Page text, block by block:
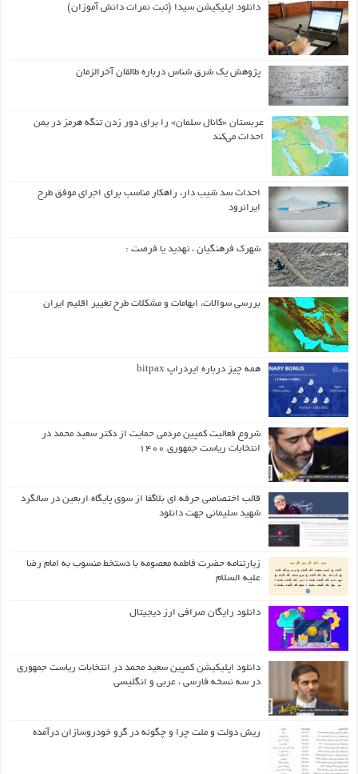
دانلود اپلیکیشن سیدا (ثبت نمرات دانش آموزان)
پژوهش یک شرق شناس درباره طالقان آخرالزمان
عربستان «کانال سلمان» را برای دور زدن تنگه هرمز در یمن
احداث می‌کند
احداث سد شیب دار، راهکار مناسب برای اجرای موفق طرح
ایرانرود
شهرک فرهنگیان ، تهدید یا فرصت :
بررسی سوالات، ابهامات و مشکلات طرح تغییر اقلیم ایران
همه چیز درباره ایردراپ bitpax
شروع فعالیت کمپین مردمی حمایت از دکتر سعید محمد در
انتخابات ریاست جمهوری ۱۴۰۰
قالب اختصاصی حرفه ای بلاگفا از سوی پایگاه اربعین در سالگرد
شهید سلیمانی جهت دانلود
زیارتنامه حضرت فاطمه معصومه با دستخط منسوب به امام رضا
علیه السلام
دانلود رایگان صرافی ارز دیجیتال
دانلود اپلیکیشن کمپین سعید محمد در انتخابات ریاست جمهوری
در سه نسخه فارسی ، عربی و انگلیسی
ریش دولت و ملت چرا و چگونه در گرو خودروسازان درآمده